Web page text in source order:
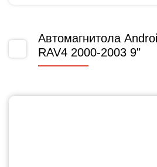
Автомагнитола
RAV4 2000-2003 9"